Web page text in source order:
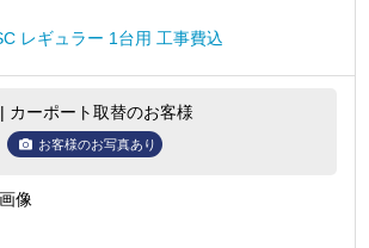
レギュラー 1台用 工事費込
カーポート取替のお客様
お客様のお写真あり